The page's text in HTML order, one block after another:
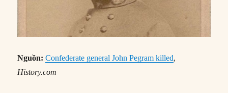
Nguồn:Confederate general John Pegram killed,
History.com